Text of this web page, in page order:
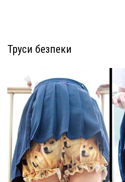
Труси безпеки